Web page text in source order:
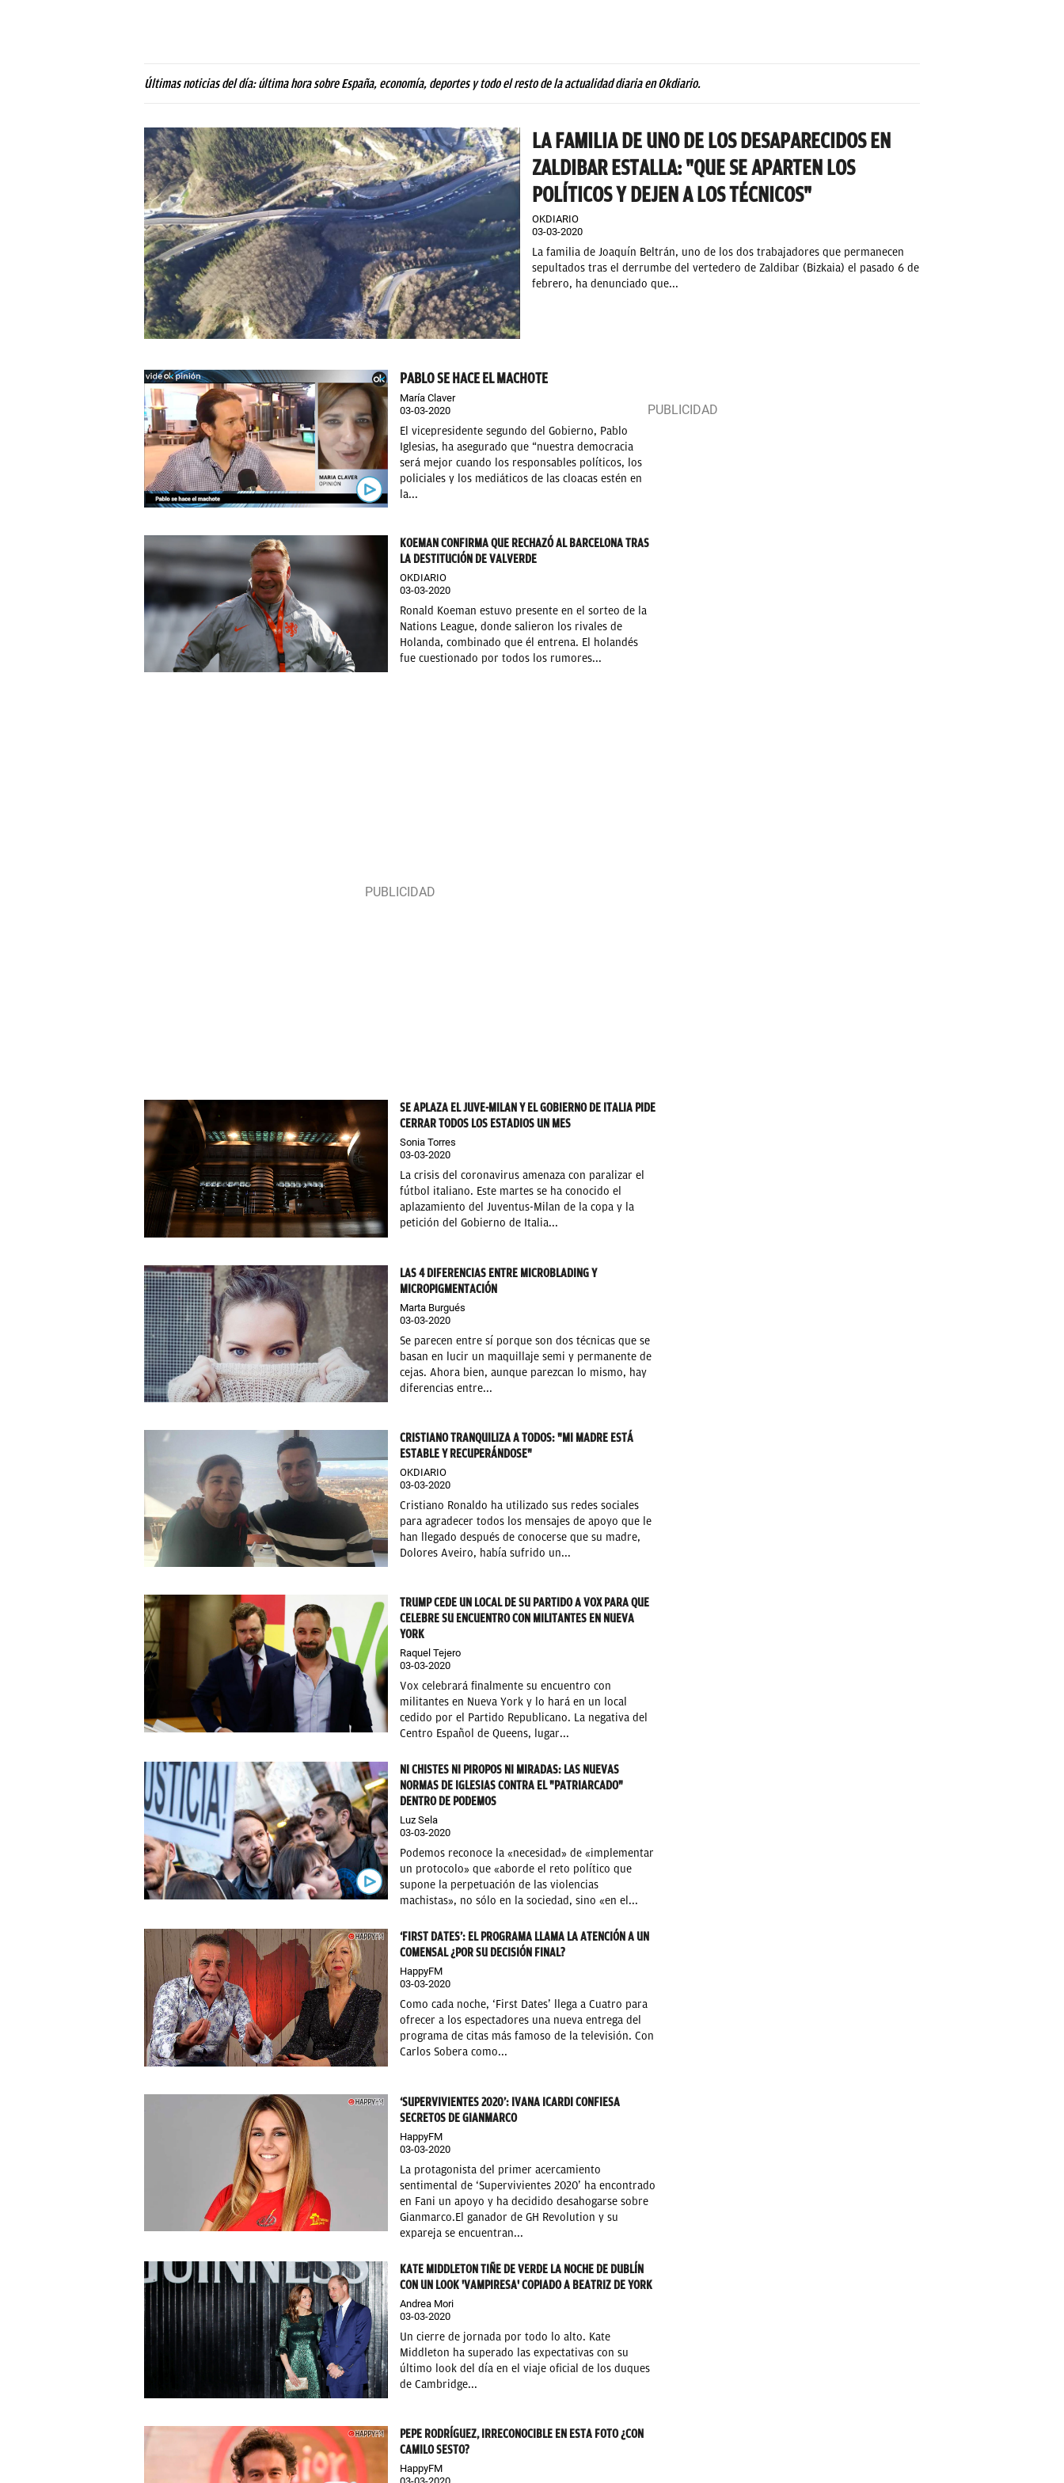
Últimas noticias del día: última hora sobre España, economía, deportes y todo el resto de la actualidad diaria en Okdiario.
LA FAMILIA DE UNO DE LOS DESAPARECIDOS EN
ZALDIBAR ESTALLA: "QUE SE APARTEN LOS
POLÍTICOS Y DEJEN A LOS TÉCNICOS"
OKDIARIO
03-03-2020
La familia de Joaquín Beltrán, uno de los dos trabajadores que permanecen
sepultados tras el derrumbe del vertedero de Zaldibar (Bizkaia) el pasado 6 de
febrero, ha denunciado que...
PABLO SE HACE EL MACHOTE
María Claver
03-03-2020
El vicepresidente segundo del Gobierno, Pablo
Iglesias, ha asegurado que “nuestra democracia
será mejor cuando los responsables políticos, los
policiales y los mediáticos de las cloacas estén en
la...
KOEMAN CONFIRMA QUE RECHAZÓ AL BARCELONA TRAS
LA DESTITUCIÓN DE VALVERDE
OKDIARIO
03-03-2020
Ronald Koeman estuvo presente en el sorteo de la
Nations League, donde salieron los rivales de
Holanda, combinado que él entrena. El holandés
fue cuestionado por todos los rumores...
SE APLAZA EL JUVE-MILAN Y EL GOBIERNO DE ITALIA PIDE
CERRAR TODOS LOS ESTADIOS UN MES
Sonia Torres
03-03-2020
La crisis del coronavirus amenaza con paralizar el
fútbol italiano. Este martes se ha conocido el
aplazamiento del Juventus-Milan de la copa y la
petición del Gobierno de Italia...
LAS 4 DIFERENCIAS ENTRE MICROBLADING Y
MICROPIGMENTACIÓN
Marta Burgués
03-03-2020
Se parecen entre sí porque son dos técnicas que se
basan en lucir un maquillaje semi y permanente de
cejas. Ahora bien, aunque parezcan lo mismo, hay
diferencias entre...
CRISTIANO TRANQUILIZA A TODOS: "MI MADRE ESTÁ
ESTABLE Y RECUPERÁNDOSE"
OKDIARIO
03-03-2020
Cristiano Ronaldo ha utilizado sus redes sociales
para agradecer todos los mensajes de apoyo que le
han llegado después de conocerse que su madre,
Dolores Aveiro, había sufrido un...
TRUMP CEDE UN LOCAL DE SU PARTIDO A VOX PARA QUE
CELEBRE SU ENCUENTRO CON MILITANTES EN NUEVA
YORK
Raquel Tejero
03-03-2020
Vox celebrará finalmente su encuentro con
militantes en Nueva York y lo hará en un local
cedido por el Partido Republicano. La negativa del
Centro Español de Queens, lugar...
NI CHISTES NI PIROPOS NI MIRADAS: LAS NUEVAS
NORMAS DE IGLESIAS CONTRA EL "PATRIARCADO"
DENTRO DE PODEMOS
Luz Sela
03-03-2020
Podemos reconoce la «necesidad» de «implementar
un protocolo» que «aborde el reto político que
supone la perpetuación de las violencias
machistas», no sólo en la sociedad, sino «en el...
‘FIRST DATES’: EL PROGRAMA LLAMA LA ATENCIÓN A UN
COMENSAL ¿POR SU DECISIÓN FINAL?
HappyFM
03-03-2020
Como cada noche, ‘First Dates’ llega a Cuatro para
ofrecer a los espectadores una nueva entrega del
programa de citas más famoso de la televisión. Con
Carlos Sobera como...
‘SUPERVIVIENTES 2020’: IVANA ICARDI CONFIESA
SECRETOS DE GIANMARCO
HappyFM
03-03-2020
La protagonista del primer acercamiento
sentimental de ‘Supervivientes 2020’ ha encontrado
en Fani un apoyo y ha decidido desahogarse sobre
Gianmarco.El ganador de GH Revolution y su
expareja se encuentran...
KATE MIDDLETON TIÑE DE VERDE LA NOCHE DE DUBLÍN
CON UN LOOK 'VAMPIRESA' COPIADO A BEATRIZ DE YORK
Andrea Mori
03-03-2020
Un cierre de jornada por todo lo alto. Kate
Middleton ha superado las expectativas con su
último look del día en el viaje oficial de los duques
de Cambridge...
PEPE RODRÍGUEZ, IRRECONOCIBLE EN ESTA FOTO ¿CON
CAMILO SESTO?
HappyFM